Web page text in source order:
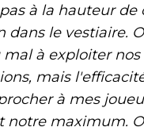
à la hauteur
dans le vestiaire.
à exploiter
mais
à mes
notre maximum.